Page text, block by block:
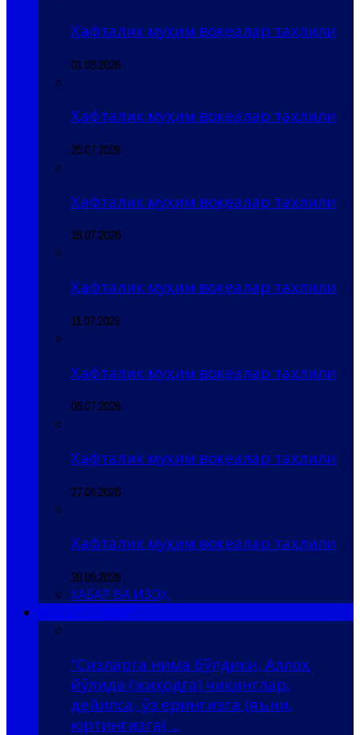
Ҳафталик муҳим воқеалар таҳлили
01.08.2026
Ҳафталик муҳим воқеалар таҳлили
25.07.2026
Ҳафталик муҳим воқеалар таҳлили
18.07.2026
Ҳафталик муҳим воқеалар таҳлили
11.07.2026
Ҳафталик муҳим воқеалар таҳлили
05.07.2026
Ҳафталик муҳим воқеалар таҳлили
27.06.2026
Ҳафталик муҳим воқеалар таҳлили
20.06.2026
ХАБАР ВА ИЗОҲ
“Сизларга нима бўлдики, Аллоҳ
йўлида (жиҳодга) чиқинглар,
дейилса, ўз ерингизга (яъни,
юртингизга) ...